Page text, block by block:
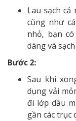
Lau sạch
cũng như
nhỏ, bạn
dàng và
Bước 2:
Sau khi
dụng vải
đi lớp dầu
gần các trục